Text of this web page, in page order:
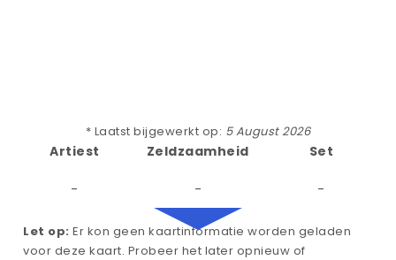
* Laatst bijgewerkt op: 5 August 2026
Artiest
-
Zeldzaamheid
-
Set
-
Let op: Er kon geen kaartinformatie worden geladen
voor deze kaart. Probeer het later opnieuw of